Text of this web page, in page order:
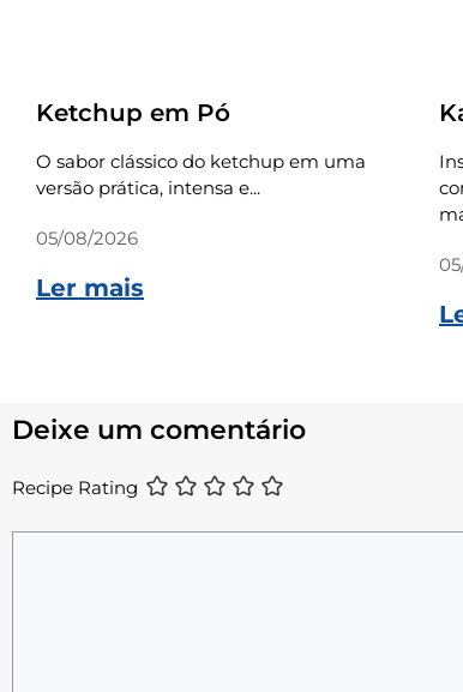
Ketchup em Pó
O sabor clássico do ketchup em uma
versão prática, intensa e...
05/08/2026
Ler mais
Deixe um comentário
Recipe Rating